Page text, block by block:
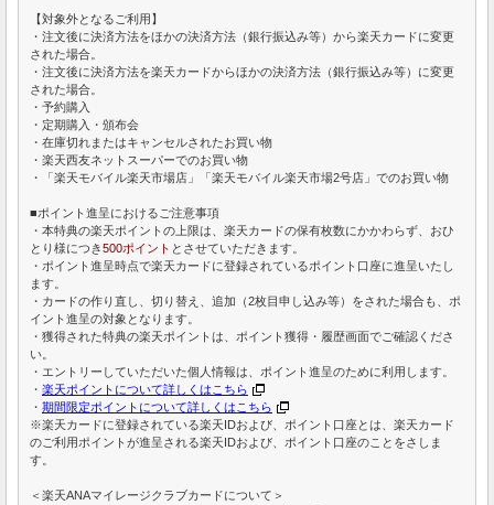
【対象外となるご利用】
・注文後に決済方法をほかの決済方法（銀行振込み等）から楽天カードに変更
された場合。
・注文後に決済方法を楽天カードからほかの決済方法（銀行振込み等）に変更
された場合。
・予約購入
・定期購入・頒布会
・在庫切れまたはキャンセルされたお買い物
・楽天西友ネットスーパーでのお買い物
・「楽天モバイル楽天市場店」「楽天モバイル楽天市場2号店」でのお買い物
■ポイント進呈におけるご注意事項
・本特典の楽天ポイントの上限は、楽天カードの保有枚数にかかわらず、おひ
とり様につき500ポイント とさせていただきます。
・ポイント進呈時点で楽天カードに登録されているポイント口座に進呈いたし
ます。
・カードの作り直し、切り替え、追加（2枚目申し込み等）をされた場合も、ポ
イント進呈の対象となります。
・獲得された特典の楽天ポイントは、ポイント獲得・履歴画面でご確認くださ
い。
・エントリーしていただいた個人情報は、ポイント進呈のために利用します。
・ 楽天ポイントについて詳しくはこちら
・ 期間限定ポイントについて詳しくはこちら
※楽天カードに登録されている楽天IDおよび、ポイント口座とは、楽天カード
のご利用ポイントが進呈される楽天IDおよび、ポイント口座のことをさしま
す。
＜楽天ANAマイレージクラブカードについて＞